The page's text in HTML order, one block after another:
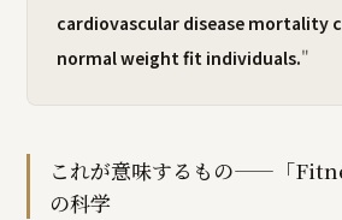
cardiovascular disease mortality
normal weight fit individuals."
これが意味するもの——「
の科学